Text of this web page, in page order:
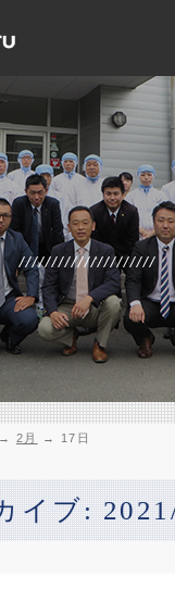
→ 2月 → 17日
イブ: